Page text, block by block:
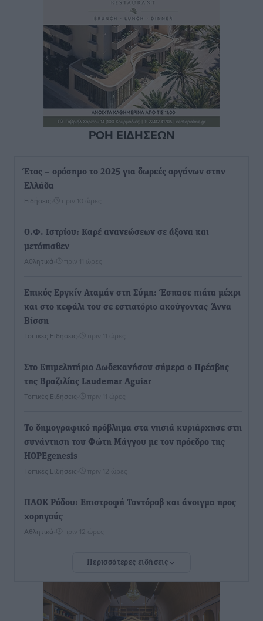
ΡΟΗ ΕΙΔΗΣΕΩΝ
Έτος – ορόσημο το 2025 για δωρεές οργάνων στην
Ελλάδα
Ειδήσεις πριν 10 ώρες
Ο.Φ. Ιστρίου: Καρέ ανανεώσεων σε άξονα και
μετόπισθεν
Αθλητικά πριν 11 ώρες
Επικός Εργκίν Αταμάν στη Σύμη: Έσπασε πιάτα μέχρι
και στο κεφάλι του σε εστιατόριο ακούγοντας Άννα
Βίσση
Τοπικές Ειδήσεις πριν 11 ώρες
Στο Επιμελητήριο Δωδεκανήσου σήμερα ο Πρέσβης
της Βραζιλίας Laudemar Aguiar
Τοπικές Ειδήσεις πριν 11 ώρες
To δημογραφικό πρόβλημα στα νησιά κυριάρχησε στη
συνάντηση του Φώτη Μάγγου με τον πρόεδρο της
HOPEgenesis
Τοπικές Ειδήσεις πριν 12 ώρες
ΠΑΟΚ Ρόδου: Επιστροφή Τοντόροβ και άνοιγμα προς
χορηγούς
Αθλητικά πριν 12 ώρες
Rhodes Beyond Summer – Εκεί που το καλοκαίρι
Τοπικές Ειδήσεις πριν 12 ώρες
Περισσότερες ειδήσεις